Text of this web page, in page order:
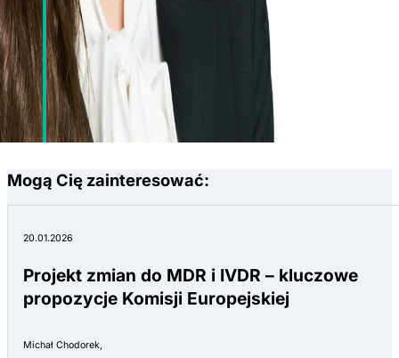
Mogą Cię zainteresować:
20.01.2026
Projekt zmian do MDR i IVDR – kluczowe
propozycje Komisji Europejskiej
Michał Chodorek,